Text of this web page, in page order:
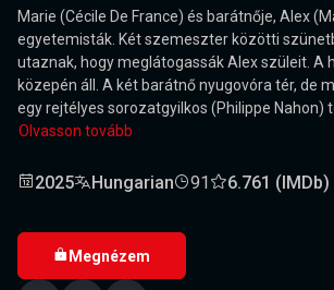
Marie (Cécile De France) és barátnője, Alex
egyetemisták. Két szemeszter közötti
utaznak, hogy meglátogassák Alex szüleit. A
közepén áll. A két barátnő nyugovóra tér, de
egy rejtélyes sorozatgyilkos (Philippe Nahon)
Olvasson tovább
2025 Hungarian 91 6.761 (IMDb)
Megnézem